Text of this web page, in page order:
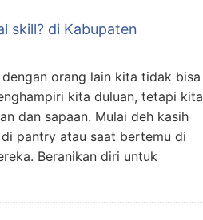
skill? di Kabupaten
orang lain kita tidak bisa
kita duluan, tetapi kita
dan sapaan. Mulai deh kasih
pantry atau saat bertemu di
Beranikan diri untuk